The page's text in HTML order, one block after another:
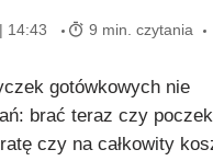
14:43
9 min. czytania
gotówkowych nie
brać teraz czy
czy na całkowity